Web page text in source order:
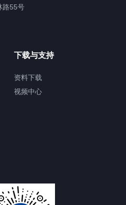
路55号
下载与支持
资料下载
视频中心